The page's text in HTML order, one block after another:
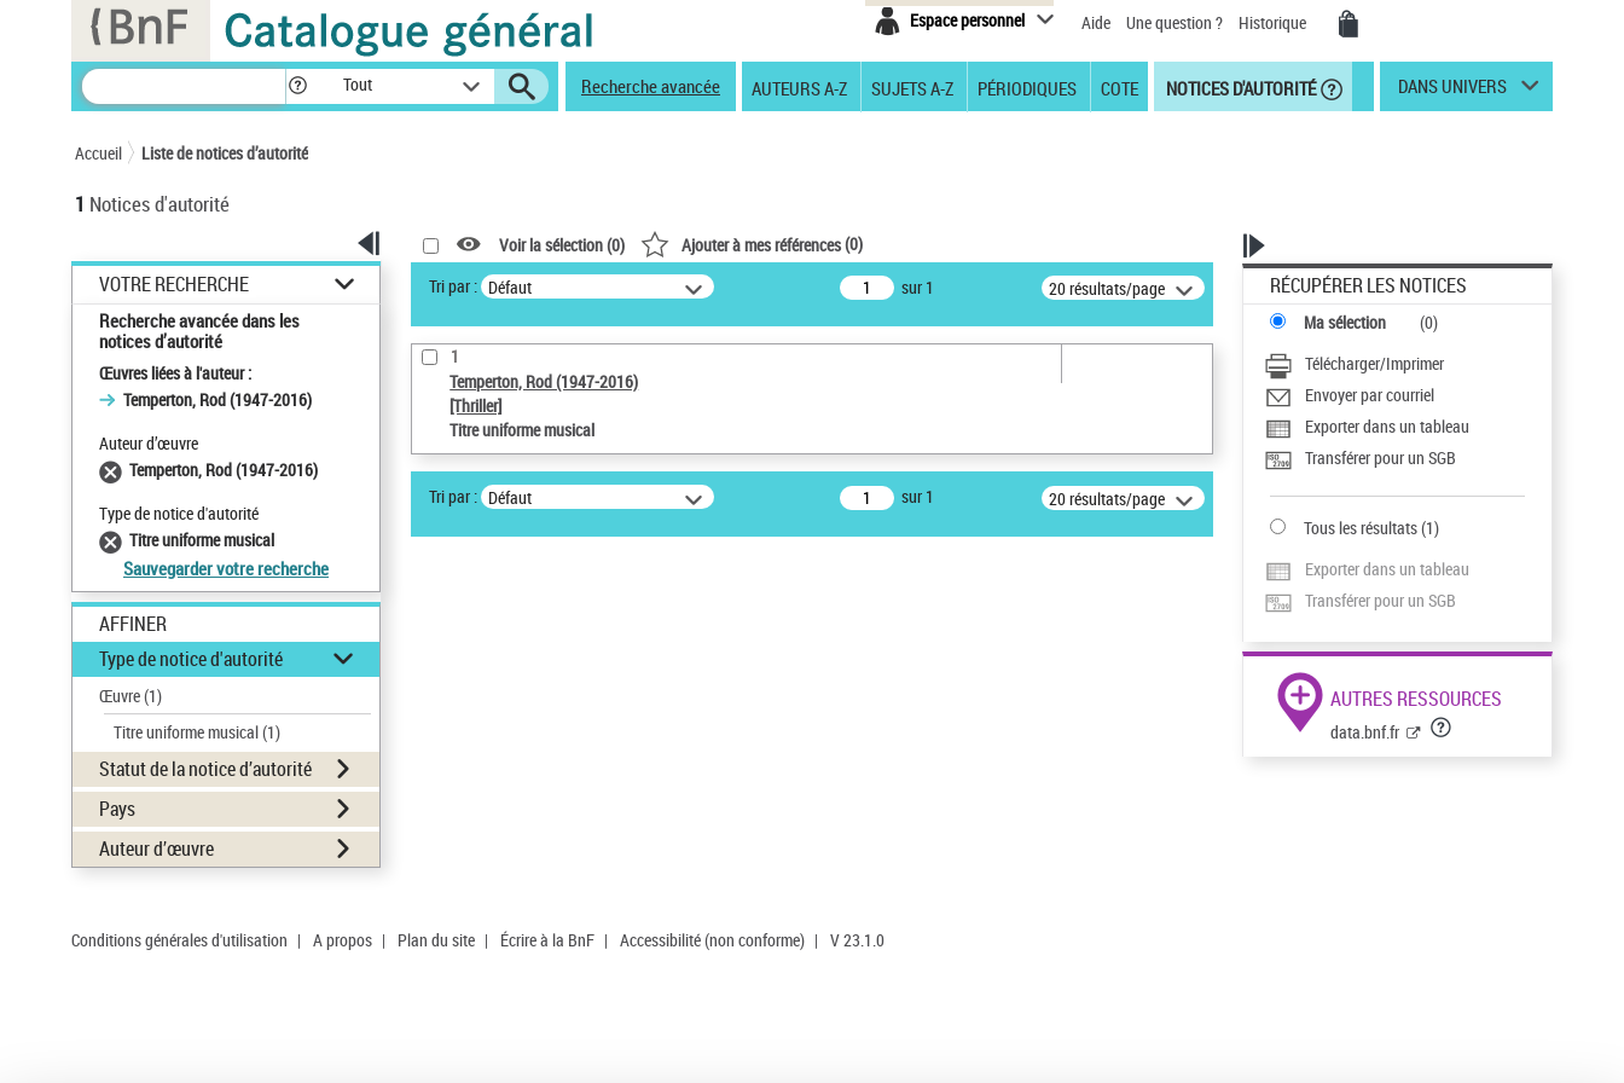
Espace personnel Aide Une question ? Historique
Tout Recherche avancée AUTEURS A-Z SUJETS A-Z PÉRIODIQUES COTE NOTICES D'AUTORITÉ DANS UNIVERS
Accueil Liste de notices d’autorité
1 Notices d'autorité
VOTRE RECHERCHE
Recherche avancée dans les
notices d’autorité
Œuvres liées à l'auteur :
Temperton, Rod (1947-2016)
Auteur d’œuvre
Temperton, Rod (1947-2016)
Type de notice d'autorité
Titre uniforme musical
Sauvegarder votre recherche
AFFINER
Type de notice d'autorité
Œuvre(1)
Titre uniforme musical(1)
Statut de la notice d’autorité
Pays
Auteur d’œuvre
Voir la sélection (0) Ajouter à mes références(0)
Tri par : Défaut sur 1 20 résultats/page
1
Temperton, Rod (1947-2016)
[Thriller]
Titre uniforme musical
Tri par : Défaut sur 1 20 résultats/page
RÉCUPÉRER LES NOTICES
Ma sélection (0)
Télécharger/Imprimer
Envoyer par courriel
Exporter dans un tableau
Transférer pour un SGB
Tous les résultats(1)
Exporter dans un tableau
Transférer pour un SGB
AUTRES RESSOURCES
data.bnf.fr
Conditions générales d'utilisation | A propos | Plan du site | Écrire à la BnF | Accessibilité (non conforme) | V 23.1.0
Panneau de gestion des cookies